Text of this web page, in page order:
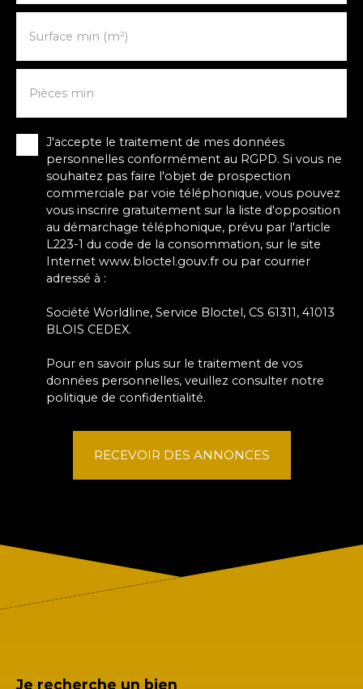
Surface min (m²)
Pièces min
J'accepte le traitement de mes données
personnelles conformément au RGPD. Si vous ne
souhaitez pas faire l'objet de prospection
commerciale par voie téléphonique, vous pouvez
vous inscrire gratuitement sur la liste d'opposition
au démarchage téléphonique, prévu par l'article
L223-1 du code de la consommation, sur le site
Internet www.bloctel.gouv.fr ou par courrier
adressé à :
Société Worldline, Service Bloctel, CS 61311, 41013
BLOIS CEDEX.
Pour en savoir plus sur le traitement de vos
données personnelles, veuillez consulter notre
politique de confidentialité.
RECEVOIR DES ANNONCES
Je recherche un bien